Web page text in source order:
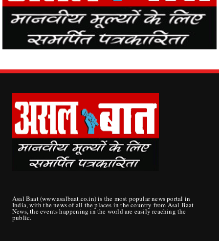
Asal Baat (www.asalbaat.co.in) is the most popular news portal in
ABOUT US